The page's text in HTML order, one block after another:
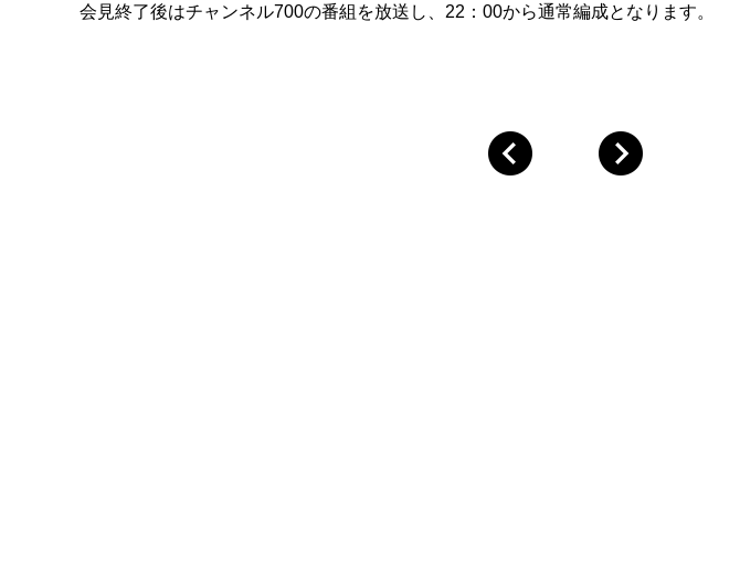
会見終了後はチャンネル700の番組を放送し、22：00から通常編成となります。